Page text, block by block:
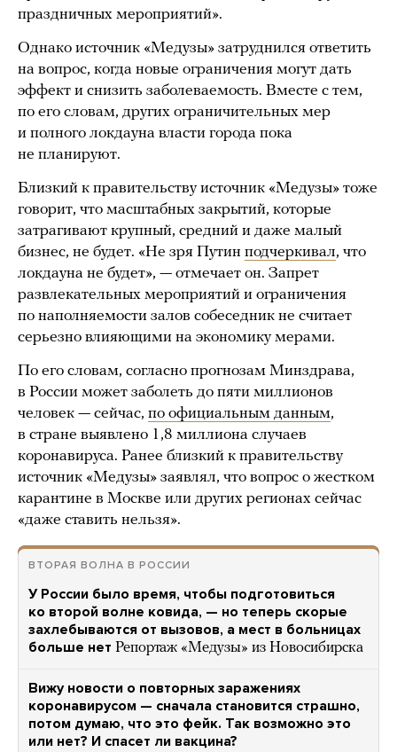
праздничных мероприятий».
Однако источник «Медузы» затруднился ответить
на вопрос, когда новые ограничения могут дать
эффект и снизить заболеваемость. Вместе с тем,
по его словам, других ограничительных мер
и полного локдауна власти города пока
не планируют.
Близкий к правительству источник «Медузы» тоже
говорит, что масштабных закрытий, которые
затрагивают крупный, средний и даже малый
бизнес, не будет. «Не зря Путин подчеркивал, что
локдауна не будет», — отмечает он. Запрет
развлекательных мероприятий и ограничения
по наполняемости залов собеседник не считает
серьезно влияющими на экономику мерами.
По его словам, согласно прогнозам Минздрава,
в России может заболеть до пяти миллионов
человек — сейчас, по официальным данным,
в стране выявлено 1,8 миллиона случаев
коронавируса. Ранее близкий к правительству
источник «Медузы» заявлял, что вопрос о жестком
карантине в Москве или других регионах сейчас
«даже ставить нельзя».
ВТОРАЯ ВОЛНА В РОССИИ
У России было время, чтобы подготовиться
ко второй волне ковида, — но теперь скорые
захлебываются от вызовов, а мест в больницах
больше нет Репортаж «Медузы» из Новосибирска
Вижу новости о повторных заражениях
коронавирусом — сначала становится страшно,
потом думаю, что это фейк. Так возможно это
или нет? И спасет ли вакцина?